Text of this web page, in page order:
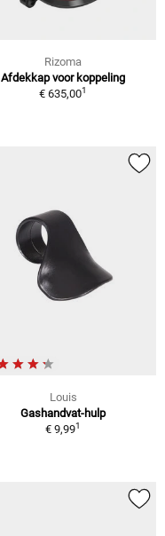
Rizoma
Afdekkap voor koppeling
€ 635,001
Louis
Gashandvat-hulp
€ 9,991